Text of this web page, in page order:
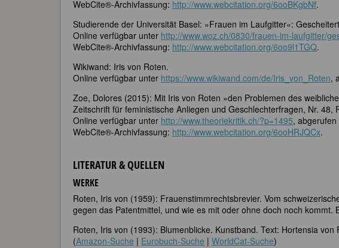
WebCite®-Archivfassung: http://www.webcitation.org/6ooBKgbNf.
Studierende der Universität Basel: »Frauen im Laufgitter«:
Online verfügbar unter http://www.woz.ch/0830/frauen-im-laufgitter/
WebCite®-Archivfassung: http://www.webcitation.org/6oo9l1TGQ.
Wikiwand: Iris von Roten.
Online verfügbar unter https://www.wikiwand.com/de/Iris_von_Roten,
Zoe, Dolores (2015): Mit Iris von Roten »den Problemen des
Zeitschrift für feministische Anliegen und Geschlechterfragen, Nr. 48,
Online verfügbar unter http://www.theoriekritik.ch/?p=1495,
WebCite®-Archivfassung: http://www.webcitation.org/6ooHRJQCx.
LITERATUR & QUELLEN
WERKE
Roten, Iris von (1959): Frauenstimmrechtsbrevier. Vom
gegen das Patentmittel, und wie es mit oder ohne doch noch kommt.
Roten, Iris von (1993): Blumenblicke. Kunstband. Text: Hortensia
(Amazon-Suche | Eurobuch-Suche | WorldCat-Suche)